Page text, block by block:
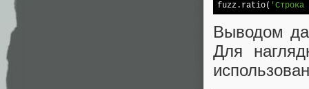
fuzz.ratio( 'Строка
Выводом
Для